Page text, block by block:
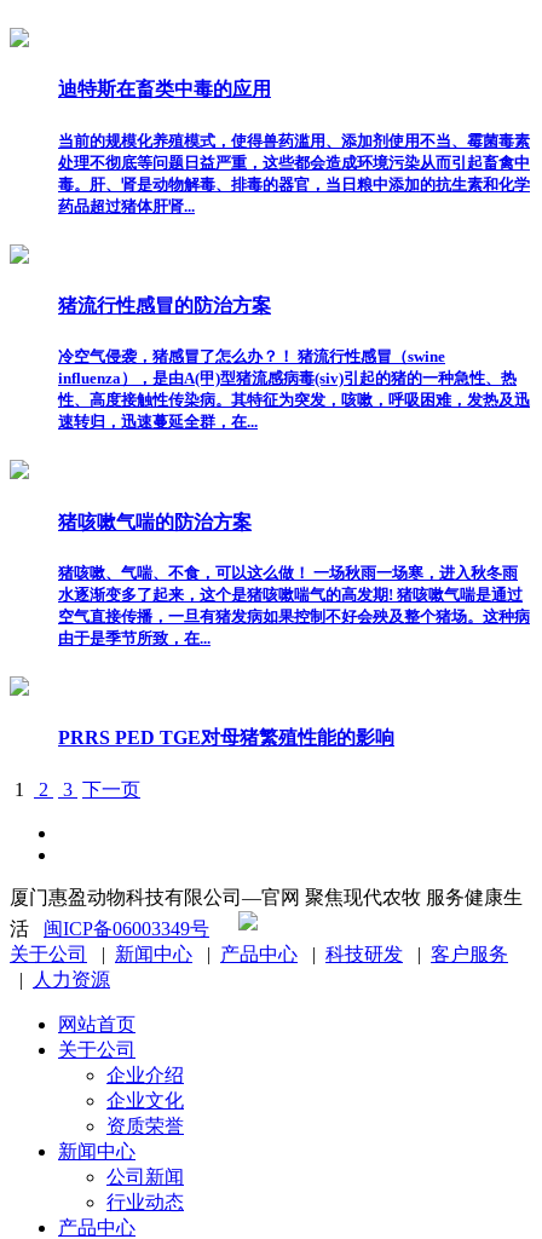
迪特斯在畜类中毒的应用
当前的规模化养殖模式，使得兽药滥用、添加剂使用不当、霉菌毒素
处理不彻底等问题日益严重，这些都会造成环境污染从而引起畜禽中
毒。肝、肾是动物解毒、排毒的器官，当日粮中添加的抗生素和化学
药品超过猪体肝肾...
猪流行性感冒的防治方案
冷空气侵袭，猪感冒了怎么办？！ 猪流行性感冒（swine
influenza），是由A(甲)型猪流感病毒(siv)引起的猪的一种急性、热
性、高度接触性传染病。其特征为突发，咳嗽，呼吸困难，发热及迅
速转归，迅速蔓延全群，在...
猪咳嗽气喘的防治方案
猪咳嗽、气喘、不食，可以这么做！ 一场秋雨一场寒，进入秋冬雨
水逐渐变多了起来，这个是猪咳嗽喘气的高发期! 猪咳嗽气喘是通过
空气直接传播，一旦有猪发病如果控制不好会殃及整个猪场。这种病
由于是季节所致，在...
PRRS PED TGE对母猪繁殖性能的影响
1 2 3 下一页
厦门惠盈动物科技有限公司—官网 聚焦现代农牧 服务健康生
活 闽ICP备06003349号
关于公司
| 新闻中心 | 产品中心 | 科技研发 | 客户服务
|
人力资源
网站首页
关于公司
企业介绍
企业文化
资质荣誉
新闻中心
公司新闻
行业动态
产品中心